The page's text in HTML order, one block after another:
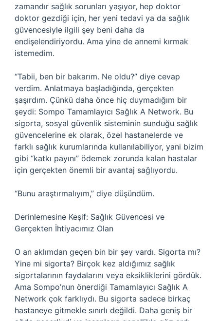
zamandır sağlık sorunları yaşıyor, hep doktor
doktor gezdiği için, her yeni tedavi ya da sağlık
güvencesiyle ilgili şey beni daha da
endişelendiriyordu. Ama yine de annemi kırmak
istemedim.
“Tabii, ben bir bakarım. Ne oldu?” diye cevap
verdim. Anlatmaya başladığında, gerçekten
şaşırdım. Çünkü daha önce hiç duymadığım bir
şeydi: Sompo Tamamlayıcı Sağlık A Network. Bu
sigorta, sosyal güvenlik sisteminin sunduğu sağlık
güvencelerine ek olarak, özel hastanelerde ve
farklı sağlık kurumlarında kullanılabiliyor, yani bizim
gibi “katkı payını” ödemek zorunda kalan hastalar
için gerçekten önemli bir avantaj sağlıyordu.
“Bunu araştırmalıyım,” diye düşündüm.
Derinlemesine Keşif: Sağlık Güvencesi ve
Gerçekten İhtiyacımız Olan
O an aklımdan geçen bin bir şey vardı. Sigorta mı?
Yine mi sigorta? Birçok kez aldığımız sağlık
sigortalarının faydalarını veya eksikliklerini gördük.
Ama Sompo’nun önerdiği Tamamlayıcı Sağlık A
Network çok farklıydı. Bu sigorta sadece birkaç
hastaneye gitmekle sınırlı değildi. Daha geniş bir